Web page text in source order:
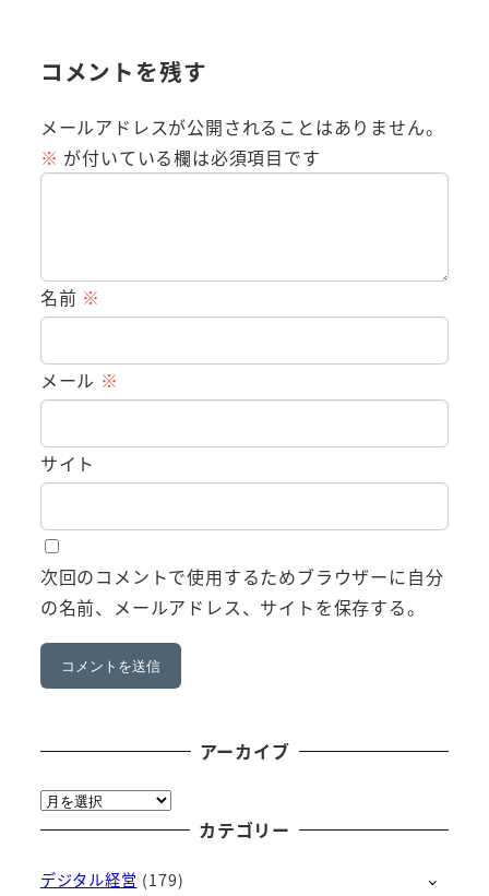
コメントを残す
メールアドレスが公開されることはありません。
※ が付いている欄は必須項目です
名前 ※
メール ※
サイト
次回のコメントで使用するためブラウザーに自分
の名前、メールアドレス、サイトを保存する。
アーカイブ
ア
ー
イ
カテゴリー
デジタル経営 (179)